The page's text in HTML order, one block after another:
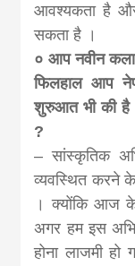
आवश्यकता है
सकता है ।
० आप नवीन कला
फिलहाल आप
शुरुआत भी की है
?
– सांस्कृतिक
व्यवस्थित करने
। क्योंकि आज के
अगर हम इस
होना लाजमी